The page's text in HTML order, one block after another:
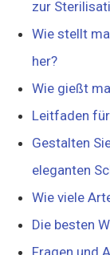
zur
Wie stellt
her?
Wie gießt
Leitfaden
Gestalten
eleganten
Wie viele
Die besten
Fragen und